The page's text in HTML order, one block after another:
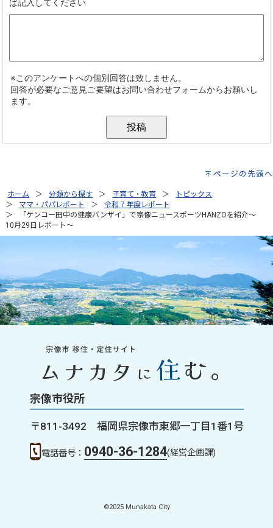
ページの先頭へ
ホーム 分類から探す 子育て・教育
トピックス
ママ・パパレポート
令和７年度レポート
「ケンコー田中の健康バンザイ」で宗像ニュースポーツHANZOを紹介～
10月29日レポート～
宗像市役所
〒811-3492 福岡県宗像市東郷一丁目1番1号
電話番号： 0940-36-1284(経営企画課)
©2025 Munakata City